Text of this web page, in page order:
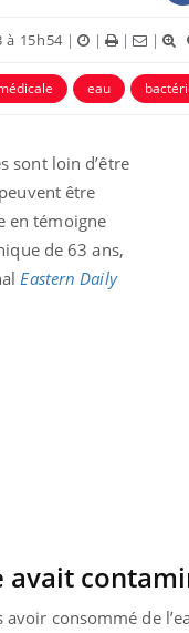
à 15h54 | | | |
eau
sont loin d’être
être
en témoigne
de 63 ans,
Eastern Daily
avait
consommé de
aborder...
c'est
prévenir
Fatigue,
même
carence en